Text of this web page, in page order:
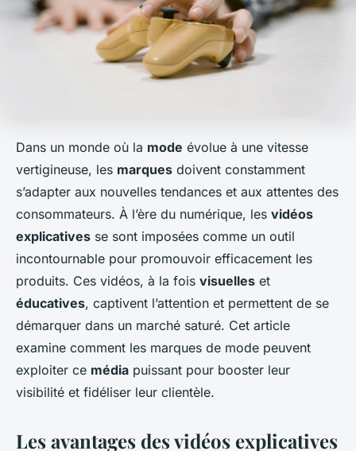
Dans un monde où la mode évolue à une vitesse
vertigineuse, les marques doivent constamment
s’adapter aux nouvelles tendances et aux attentes des
consommateurs. À l’ère du numérique, les vidéos
explicatives se sont imposées comme un outil
incontournable pour promouvoir efficacement les
produits. Ces vidéos, à la fois visuelles et
éducatives, captivent l’attention et permettent de se
démarquer dans un marché saturé. Cet article
examine comment les marques de mode peuvent
exploiter ce média puissant pour booster leur
visibilité et fidéliser leur clientèle.
Les avantages des vidéos explicatives